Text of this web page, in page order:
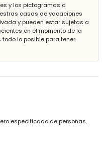
árboles y mobiliario de jardín
privadas
(a 5 kilómetros de la villa)
(a 7 kilómetros de la villa)
Laderas (a 3 kilómetros de la
kilómetros de la villa)
(a más de 100
y los pictogramas a
casas de vacaciones
y pueden estar sujetas a
en el momento de la
todo lo posible para tener
especificado de personas.